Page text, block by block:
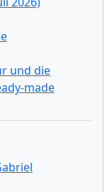
und die
made